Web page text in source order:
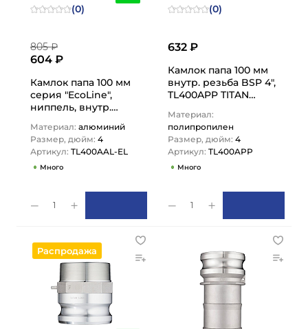
(0)
805 ₽
604 ₽
Камлок папа 100 мм
серия "EcoLine",
ниппель, внутр.
TL400AAL-EL TITAN
LOCK
Материал: алюминий
Размер, дюйм: 4
Артикул: TL400AAL-EL
Много
1
(0)
632 ₽
Камлок папа 100 мм
внутр. резьба BSP 4",
TL400APP TITAN
Материал:
полипропилен
Размер, дюйм: 4
Артикул: TL400APP
Много
1
Распродажа